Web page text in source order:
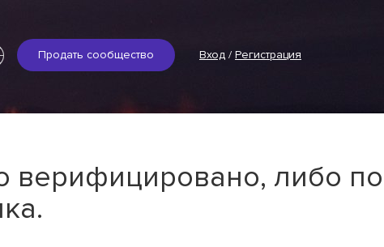
Продать сообщество Вход / Регистрация
верифицировано, либо по